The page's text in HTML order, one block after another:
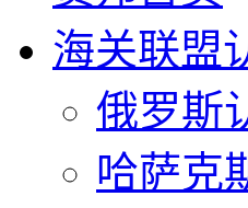
海关联盟
俄罗斯
哈萨克